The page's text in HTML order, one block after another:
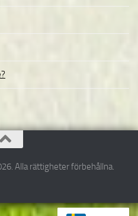
Alla rättigheter förbehållna.